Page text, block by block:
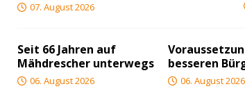
07. August 2026
Seit 66 Jahren auf
Mähdrescher unterwegs
06. August 2026
besseren
06. August 2026